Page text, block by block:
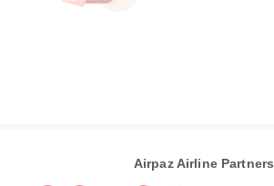
Airpaz Airline Partners